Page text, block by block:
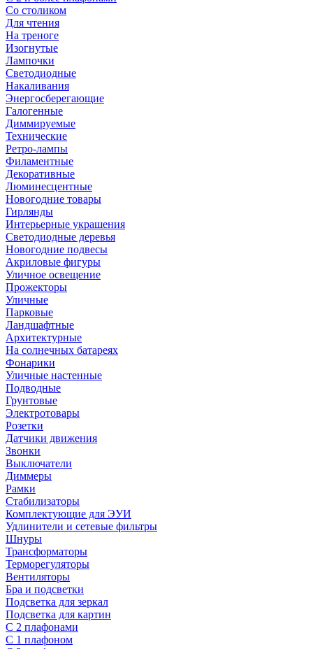
Со столиком
Для чтения
На треноге
Изогнутые
Лампочки
Светодиодные
Накаливания
Энергосберегающие
Галогенные
Диммируемые
Технические
Ретро-лампы
Филаментные
Декоративные
Люминесцентные
Новогодние товары
Гирлянды
Интерьерные украшения
Светодиодные деревья
Новогодние подвесы
Акриловые фигуры
Уличное освещение
Прожекторы
Уличные
Парковые
Ландшафтные
Архитектурные
На солнечных батареях
Фонарики
Уличные настенные
Подводные
Грунтовые
Электротовары
Розетки
Датчики движения
Звонки
Выключатели
Диммеры
Рамки
Стабилизаторы
Комплектующие для ЭУИ
Удлинители и сетевые фильтры
Шнуры
Трансформаторы
Терморегуляторы
Вентиляторы
Бра и подсветки
Подсветка для зеркал
Подсветка для картин
С 2 плафонами
С 1 плафоном